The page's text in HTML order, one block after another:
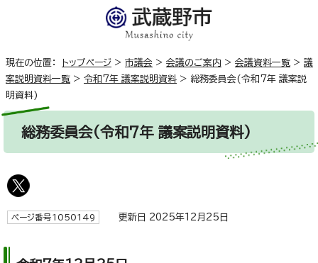
現在の位置： トップページ > 市議会 > 会議のご案内 > 会議資料一覧 > 議
案説明資料一覧 > 令和7年 議案説明資料 > 総務委員会(令和7年 議案説
明資料)
総務委員会(令和7年 議案説明資料)
ページ番号1050149 更新日 2025年12月25日